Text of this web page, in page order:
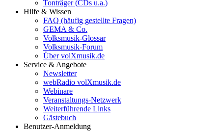
Tonträger (CDs u.a.)
Hilfe & Wissen
FAQ (häufig gestellte Fragen)
GEMA & Co.
Volksmusik-Glossar
Volksmusik-Forum
Über volXmusik.de
Service & Angebote
Newsletter
webRadio volXmusik.de
Webinare
Veranstaltungs-Netzwerk
Weiterführende Links
Gästebuch
Benutzer-Anmeldung